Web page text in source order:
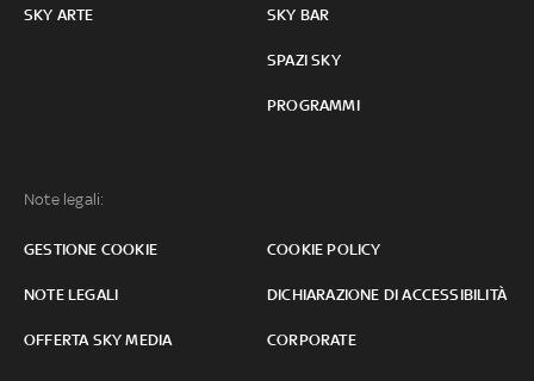
SKY ARTE SKY BAR
SPAZI SKY
PROGRAMMI
Note legali:
GESTIONE COOKIE COOKIE POLICY
NOTE LEGALI DICHIARAZIONE DI ACCESSIBILITÀ
OFFERTA SKY MEDIA CORPORATE